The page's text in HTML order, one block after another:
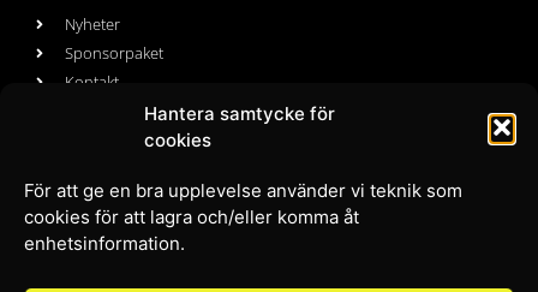
Hantera samtycke för
cookies
För att ge en bra upplevelse använder vi teknik som
cookies för att lagra och/eller komma åt
enhetsinformation.
Nyheter
Sponsorpaket
Kontakt
Facebook
Instagram